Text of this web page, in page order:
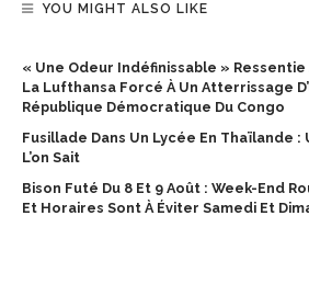
YOU MIGHT ALSO LIKE
« Une Odeur Indéfinissable » Ressentie
La Lufthansa Forcé À Un Atterrissage
République Démocratique Du Congo
Fusillade Dans Un Lycée En Thaïlande :
L’on Sait
Bison Futé Du 8 Et 9 Août : Week-End
Et Horaires Sont À Éviter Samedi Et